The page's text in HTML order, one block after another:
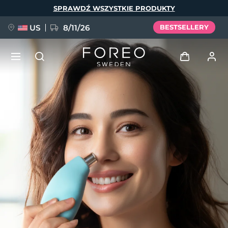
SPRAWDŹ WSZYSTKIE PRODUKTY
US 8/11/26 BESTSELLERY
Zaloguj
Profil użytkownika
Moje urządzenia
Moje zamówienia
Moje adresy
Moje subskrypcje
NOWOŚĆ
FAQ™ Pure Beauty-Tech Elixir
BREAKING NEWS
issa™ Teeth Whitening Set
Język
English Deutsch
Español
Français
Italiano
Português
Polski
Svenska
Русский
Türkçe
简体中文 繁體中文